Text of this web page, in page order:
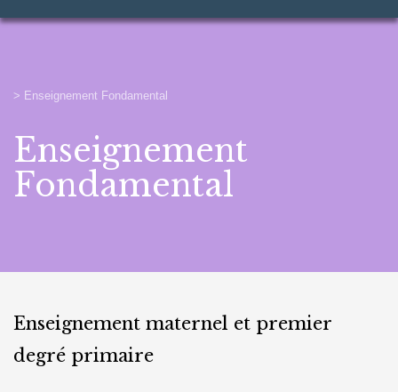
> Enseignement Fondamental
Enseignement
Fondamental
Enseignement maternel et premier
degré primaire